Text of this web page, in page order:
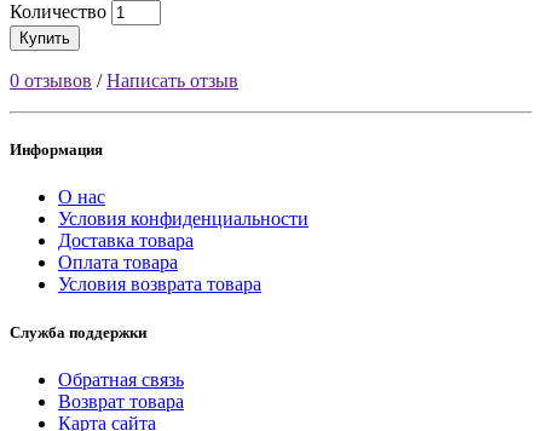
Количество
Купить
0 отзывов /Написать отзыв
Информация
О нас
Условия конфиденциальности
Доставка товара
Оплата товара
Условия возврата товара
Служба поддержки
Обратная связь
Возврат товара
Карта сайта